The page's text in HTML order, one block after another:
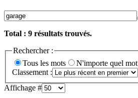
Total : 9 résultats trouvés.
Rechercher :
Tous les mots
N'importe quel mot
Classement :
Affichage #